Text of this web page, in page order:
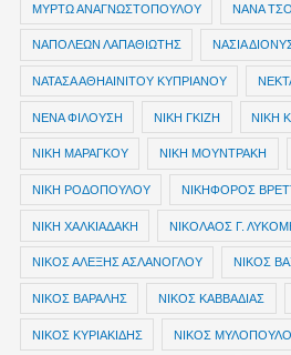
ΜΥΡΤΩ ΑΝΑΓΝΩΣΤΟΠΟΥΛΟΥ ΝΑΝΑ
ΝΑΠΟΛΕΩΝ ΛΑΠΑΘΙΩΤΗΣ ΝΑΣΙΑ
ΝΑΤΑΣΑ ΑΘΗΑΙΝΙΤΟΥ ΚΥΠΡΙΑΝΟΥ
ΝΕΝΑ ΦΙΛΟΥΣΗ ΝΙΚΗ ΓΚΙΖΗ ΝΙΚΗ
ΝΙΚΗ ΜΑΡΑΓΚΟΥ ΝΙΚΗ ΜΟΥΝΤΡΑΚΗ
ΝΙΚΗ ΡΟΔΟΠΟΥΛΟΥ ΝΙΚΗΦΟΡΟΣ
ΝΙΚΗ ΧΑΛΚΙΑΔΑΚΗ ΝΙΚΟΛΑΟΣ Γ.
ΝΙΚΟΣ ΑΛΕΞΗΣ ΑΣΛΑΝΟΓΛΟΥ ΝΙΚΟΣ
ΝΙΚΟΣ ΒΑΡΑΛΗΣ ΝΙΚΟΣ ΚΑΒΒΑΔΙΑΣ
ΝΙΚΟΣ ΚΥΡΙΑΚΙΔΗΣ ΝΙΚΟΣ